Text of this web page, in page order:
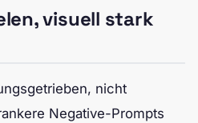
visuell stark
nicht
Negative-Prompts